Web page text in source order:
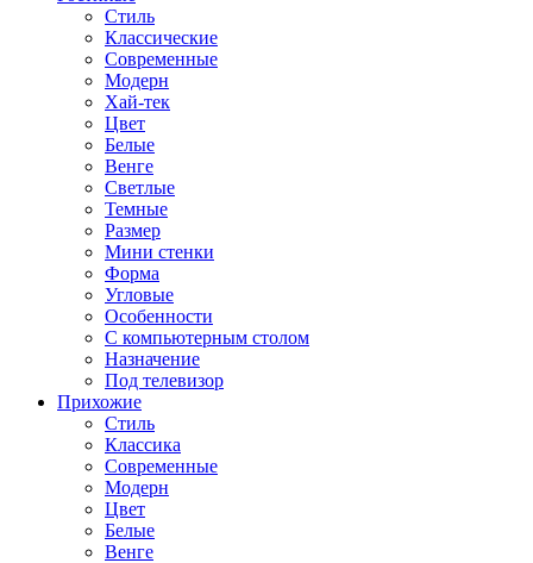
Стиль
Классические
Современные
Модерн
Хай-тек
Цвет
Белые
Венге
Светлые
Темные
Размер
Мини стенки
Форма
Угловые
Особенности
С компьютерным столом
Назначение
Под телевизор
Прихожие
Стиль
Классика
Современные
Модерн
Цвет
Белые
Венге